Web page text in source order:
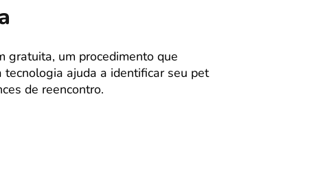
gratuita, um procedimento que
ajuda a identificar seu pet
de reencontro.